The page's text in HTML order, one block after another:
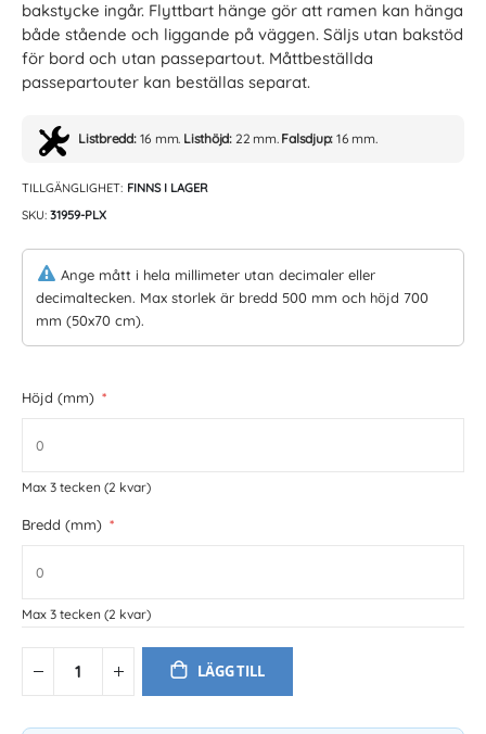
bakstycke ingår. Flyttbart hänge gör att ramen kan hänga
både stående och liggande på väggen. Säljs utan bakstöd
för bord och utan passepartout. Måttbeställda
passepartouter kan beställas separat.
Listbredd:16 mm. Listhöjd: 22 mm. Falsdjup: 16 mm.
TILLGÄNGLIGHET: FINNS I LAGER
SKU 31959-PLX
Ange mått i hela millimeter utan decimaler eller
decimaltecken. Max storlek är bredd 500 mm och höjd 700
mm (50x70 cm).
Höjd (mm)
Max 3 tecken (2 kvar)
Bredd (mm)
Max 3 tecken (2 kvar)
LÄGG TILL